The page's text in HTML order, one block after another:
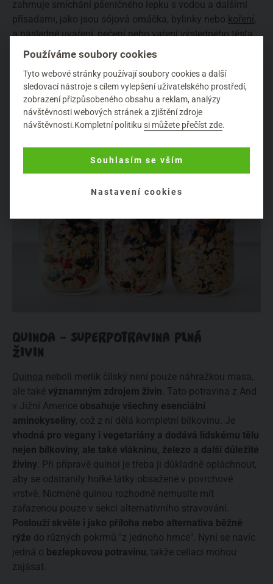
zahrnuje smíchání pšeničného lepku s vodou a dalšími
přísadami, jako jsou sójová omáčka, bylinky nebo koření ,
a následné uvaření, pečení nebo vaření výsledného těsta.
Bohužel, celiaci a lidé s intolerancí na lepek si asi budou
muset vybrat nějakou jinou alternativu
lepku doslova stojí.
QUINOA - SUPERPOTRAVINA PLNÁ
ŽIVIN
Quinoa neboli merlík čilský není pouze náhražkou masa,
ale také významným zdrojem živin . Tato potravina z And
v Jižní Americe obsahuje všechny esenciální
aminokyseliny, což z ní dělá kompletní bílkovinu. Je
vhodná pro vegany i vegetariány a dodává lidskému tělu
nejen bílkoviny, ale také vlákninu, železo a další důležité
živiny . Při přípravě quinoi je třeba ji důkladně opláchnout,
aby se odstranily hořké látky obsažené v povrchové
vrstvě. Nicméně quinou rozhodně nemusíte mít
zařazenou pouze v sekci alternativního stravování.
Poslouží skvěle i jako příloha nebo alternativa běžné
rýže do různých pokrmů "z jednoho hrnce". Nyní se navíc
jedná o bezlepkovou potravinu, takže celiaci mohou
zajásat.
Používáme soubory cookies
Tyto webové stránky používají soubory cookies a další
sledovací nástroje s cílem vylepšení uživatelského prostředí,
zobrazení přizpůsobeného obsahu a reklam, analýzy
návštěvnosti webových stránek a zjištění zdroje
návštěvnosti.Kompletní politikusi můžete přečíst zde.
Souhlasím se vším
Nastavení cookies